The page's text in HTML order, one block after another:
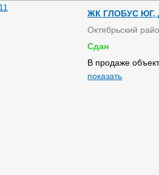
ЖК ГЛОБУС ЮГ,
Октябрьский
Сдан
В продаже
показать